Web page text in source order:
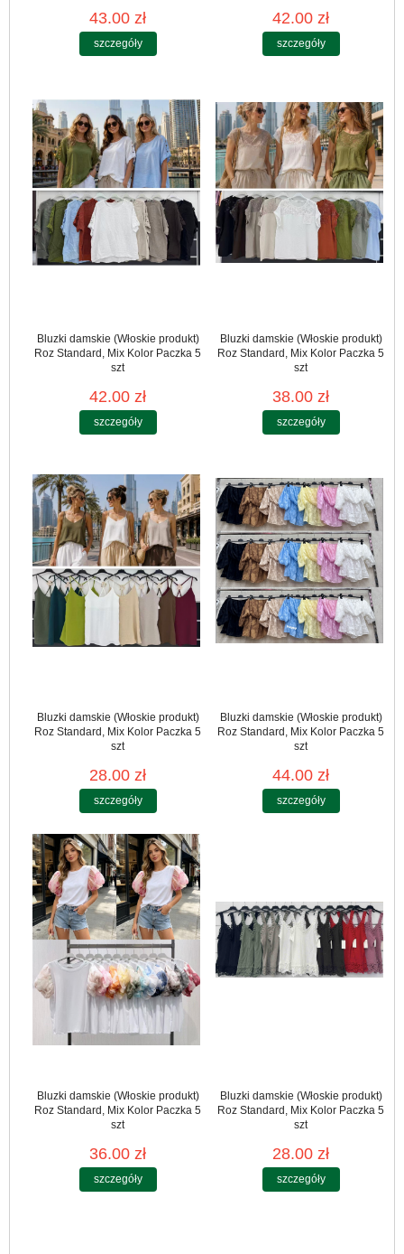
43.00 zł
szczegóły
42.00 zł
szczegóły
Bluzki damskie (Włoskie produkt)
Roz Standard, Mix Kolor Paczka 5
szt
42.00 zł
szczegóły
Bluzki damskie (Włoskie produkt)
Roz Standard, Mix Kolor Paczka 5
szt
38.00 zł
szczegóły
Bluzki damskie (Włoskie produkt)
Roz Standard, Mix Kolor Paczka 5
szt
28.00 zł
szczegóły
Bluzki damskie (Włoskie produkt)
Roz Standard, Mix Kolor Paczka 5
szt
44.00 zł
szczegóły
Bluzki damskie (Włoskie produkt)
Roz Standard, Mix Kolor Paczka 5
szt
36.00 zł
szczegóły
Bluzki damskie (Włoskie produkt)
Roz Standard, Mix Kolor Paczka 5
szt
28.00 zł
szczegóły